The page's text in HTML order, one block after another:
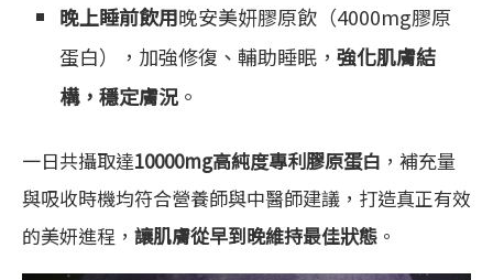
晚上睡前飲用晚安美妍膠原飲（4000mg膠原
蛋白），加強修復、輔助睡眠，強化肌膚結
構，穩定膚況 。
一日共攝取達10000mg高純度專利膠原蛋白 ，補充量
與吸收時機均符合營養師與中醫師建議，打造真正有效
的美妍進程， 讓肌膚從早到晚維持最佳狀態 。